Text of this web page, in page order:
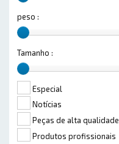
peso :
Tamanho :
Especial
Notícias
Peças de alta qualidade
Produtos profissionais